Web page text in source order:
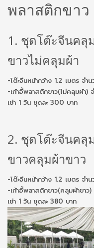
พลาสติกขาว
1. ชุดโต๊ะจีนคลุ
ขาวไม่คลุมผ้า
-โต๊ะจีนหน้ากว้าง 1.2 เมตร จำ
-เก้าอี้พลาสติกขาว(ไม่คลุมผ้า)
เช่า 1 วัน ชุดละ 300 บาท
2. ชุดโต๊ะจีนคลุ
ขาวคลุมผ้าขาว
-โต๊ะจีนหน้ากว้าง 1.2 เมตร จำ
-เก้าอี้พลาสติกขาว(คลุมผ้าขาว
เช่า 1 วัน ชุดละ 380 บาท